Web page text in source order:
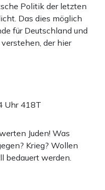
Politik der letzten
Das dies möglich
für Deutschland und
der hier
Uhr 418T
Juden! Was
Krieg? Wollen
bedauert werden.